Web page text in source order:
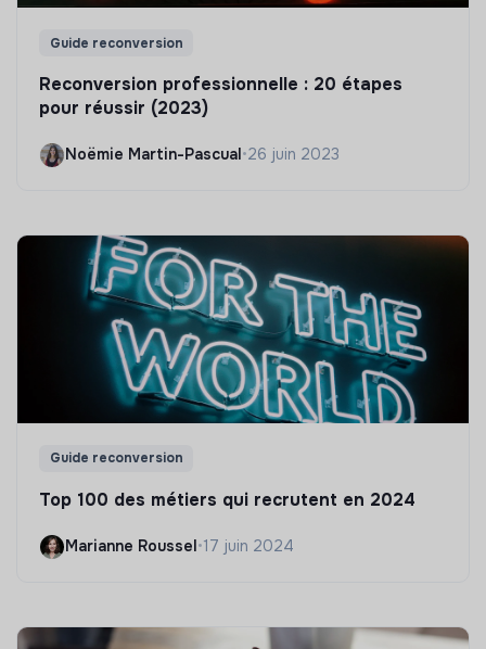
Guide reconversion
Reconversion professionnelle : 20 étapes
pour réussir (2023)
Noëmie Martin-Pascual •26 juin 2023
Guide reconversion
Top 100 des métiers qui recrutent en 2024
Marianne Roussel•17 juin 2024